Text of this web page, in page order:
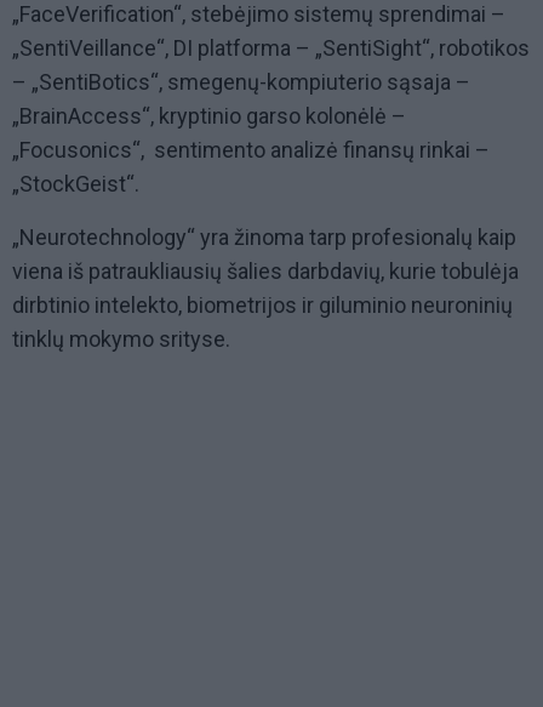
„FaceVerification“, stebėjimo sistemų sprendimai –
„SentiVeillance“, DI platforma – „SentiSight“, robotikos
– „SentiBotics“, smegenų-kompiuterio sąsaja –
„BrainAccess“, kryptinio garso kolonėlė –
„Focusonics“, sentimento analizė finansų rinkai –
„StockGeist“.
„Neurotechnology“ yra žinoma tarp profesionalų kaip
viena iš patraukliausių šalies darbdavių, kurie tobulėja
dirbtinio intelekto, biometrijos ir giluminio neuroninių
tinklų mokymo srityse.